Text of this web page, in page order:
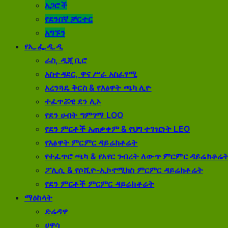
አጋሮች
የደንበኛ ቻርተር
አግኙን
የኢ.ፌ.ዲ.ዲ
ራስ, ዲጂ ቢሮ
አስተዳደር, ዋና ሥራ አስፈፃሚ
አረንጓዴ ቅርስ & የእፅዋት ጫካ ሊዮ
ተፈጥሯዊ ደን ሊኦ
የደን ​​ሀብት ግምገማ LOO
የደን ​​ምርቶች አጠቃቀም & የህግ ተገዢነት LEO
የእፅዋት ምርምር ዳይሬክቶሬት
የተፈጥሮ ጫካ & የአየር ንብረት ለውጥ ምርምር
ፖሊሲ & የሶሺዮ-ኢኮኖሚክስ ምርምር ዳይሬክቶሬት
የደን ​​ምርቶች ምርምር ዳይሬክቶሬት
ማዕከላት
ድሬዳዋ
ሀዋሳ